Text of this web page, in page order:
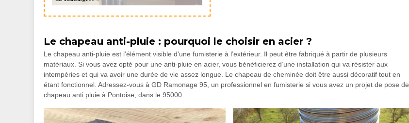
Le chapeau anti-pluie : pourquoi le choisir en acier ?
Le chapeau anti-pluie est l’élément visible d’une fumisterie à l’extérieur. Il peut être fabriqué à partir de plusieurs
matériaux. Si vous avez opté pour une anti-pluie en acier, vous bénéficierez d’une installation qui va résister aux
intempéries et qui va avoir une durée de vie assez longue. Le chapeau de cheminée doit être aussi décoratif tout en
étant fonctionnel. Adressez-vous à GD Ramonage 95, un professionnel en fumisterie si vous avez un projet de pose de
chapeau anti pluie à Pontoise, dans le 95000.